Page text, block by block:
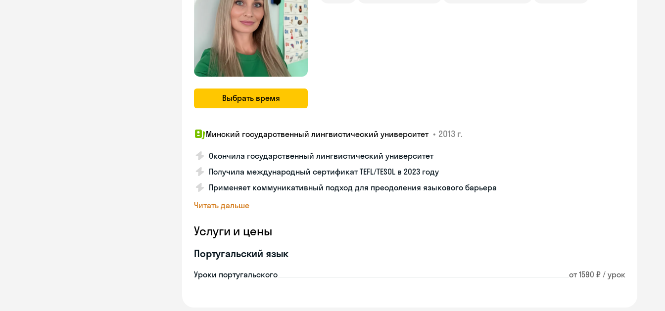
Выбрать время
Минский государственный лингвистический университет • 2013 г.
Окончила государственный лингвистический университет
Получила международный сертификат TEFL/TESOL в 2023 году
Применяет коммуникативный подход для преодоления языкового барьера
Читать дальше
Услуги и цены
Португальский язык
Уроки португальского от 1590 ₽ / урок